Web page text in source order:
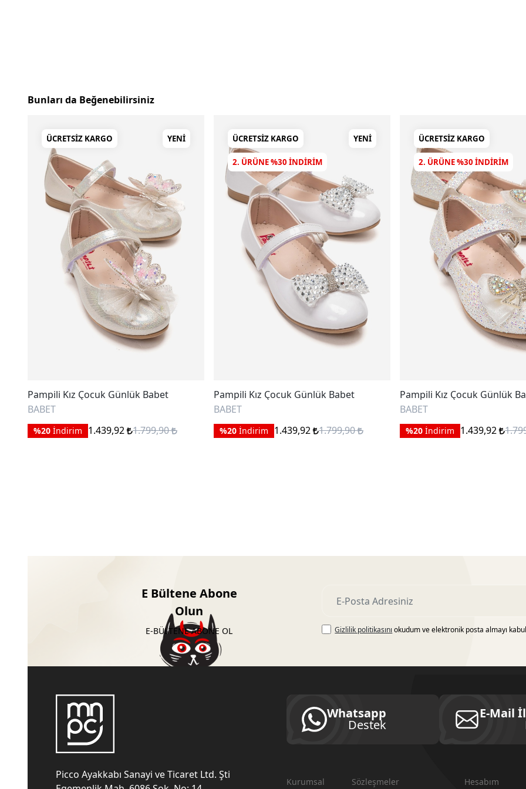
Bunları da Beğenebilirsiniz
ÜCRETSIZ KARGO YENI
Pampili Kız Çocuk Günlük Babet
BABET
%20 İndirim 1.439,92 1.799,90
ÜCRETSIZ KARGO YENI
2. ÜRÜNE %30 INDIRIM
Pampili Kız Çocuk Günlük Babet
BABET
%20 İndirim 1.439,92 1.799,90
ÜCRETSIZ KARGO
2. ÜRÜNE %30 INDIRIM
Pampili Kız Çocuk Günlük
BABET
%20 İndirim 1.439,92
E Bültene Abone
Olun
E-BÜLTENE ABONE OL Gizlilik politikasını okudum ve elektronik posta almayı
Picco Ayakkabı Sanayi ve Ticaret Ltd. Şti
Whatsapp
Destek
E-Mail
Kurumsal Sözleşmeler Hesabım